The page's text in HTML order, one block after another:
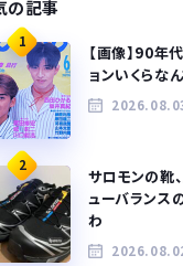
の記事
1
【画像】90年
ョンいくらな
2
サロモンの靴
ューバランス
わ